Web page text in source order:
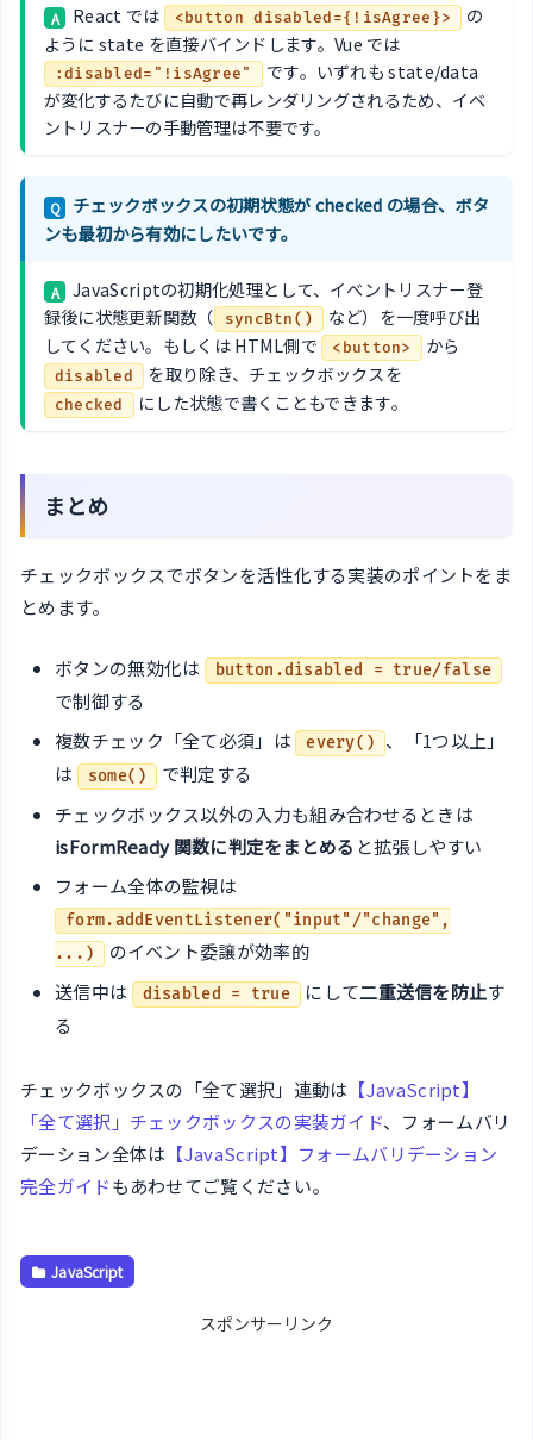
A React では <button disabled={!isAgree}>
の
ように state を直接バインドします。Vue では
:disabled="!isAgree"
です。いずれも state/data
が変化するたびに自動で再レンダリングされるため、イベ
ントリスナーの手動管理は不要です。
Q
チェックボックスの初期状態が checked の場合、ボタ
ンも最初から有効にしたいです。
A
JavaScriptの初期化処理として、イベントリスナー登
録後に状態更新関数（
syncBtn()
など）を一度呼び出
してください。もしくは HTML側で
<button> から
disabled を取り除き、チェックボックスを
checked にした状態で書くこともできます。
まとめ
チェックボックスでボタンを活性化する実装のポイントをま
とめます。
ボタンの無効化は button.disabled = true/false
で制御する
複数チェック「全て必須」は
every()
、「1つ以上」
は
some()
で判定する
チェックボックス以外の入力も組み合わせるときは
isFormReady 関数に判定をまとめる と拡張しやすい
フォーム全体の監視は
form.addEventListener("input"/"change",
...)
のイベント委譲が効率的
送信中は
disabled = true にして二重送信を防止す
る
チェックボックスの「全て選択」連動は 【JavaScript】
「全て選択」チェックボックスの実装ガイド、フォームバリ
デーション全体は 【JavaScript】フォームバリデーション
完全ガイドもあわせてご覧ください。
JavaScript
スポンサーリンク